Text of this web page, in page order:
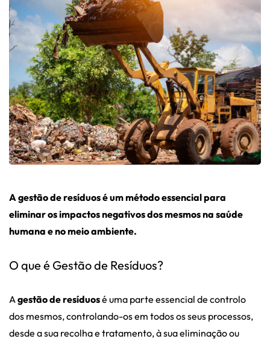
A gestão de resíduos é um método essencial para
eliminar os impactos negativos dos mesmos na saúde
humana e no meio ambiente.
O que é Gestão de Resíduos?
Agestão de resíduosé uma parte essencial de controlo
dos mesmos, controlando-os em todos os seus processos,
desde a sua recolha e tratamento, à sua eliminação ou